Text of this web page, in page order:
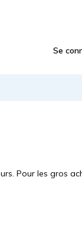
Utilisez les flèches
Se
Pour les gros